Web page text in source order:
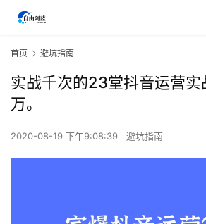
首页 避坑指南
实战千次的23堂抖音运营实
万。
2020-08-19 下午9:08:39 避坑指南